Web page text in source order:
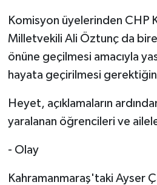
Komisyon üyelerinden CHP
Milletvekili Ali Öztunç da
önüne geçilmesi amacıyla
hayata geçirilmesi
Heyet, açıklamaların
yaralanan öğrencileri ve
- Olay
Kahramanmaraş'taki Ayser